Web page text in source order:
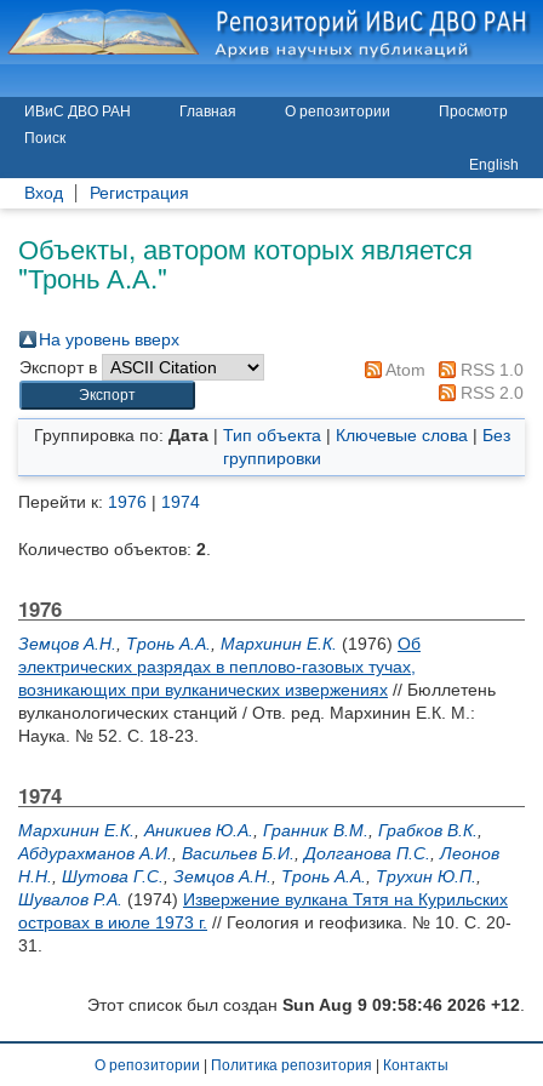
ИВиС ДВО РАН Главная О репозитории
Просмотр
Поиск
English
Вход Регистрация
Объекты, автором которых является
"Тронь А.А."
На уровень вверх
Экспорт в
Atom
RSS 1.0
RSS 2.0
Группировка по: Дата| Тип объекта | Ключевые слова | Без
группировки
Перейти к: 1976 | 1974
Количество объектов: 2
1976
Земцов А.Н. Тронь А.А. Мархинин Е.К. (1976) Об
электрических разрядах в пеплово-газовых тучах,
возникающих при вулканических извержениях // Бюллетень
вулканологических станций / Отв. ред. Мархинин Е.К. М.:
Наука. № 52. С. 18-23.
1974
Мархинин Е.К. Аникиев Ю.А. Гранник В.М. Грабков В.К.
Абдурахманов А.И.
Васильев Б.И. Долганова П.С.
Леонов
Н.Н.
Шутова Г.С. Земцов А.Н. Тронь А.А. Трухин Ю.П.
Шувалов Р.А. (1974) Извержение вулкана Тятя на Курильских
островах в июле 1973 г. // Геология и геофизика. № 10. С. 20-
31.
Этот список был создан Sun Aug 9 09:58:46 2026 +12
О репозитории Политика репозитория Контакты